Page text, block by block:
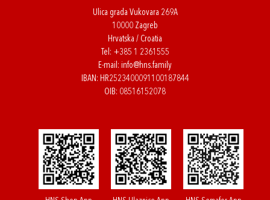
Ulica grada Vukovara 269A
10000 Zagreb
Hrvatska / Croatia
Tel: +385 1 2361555
E-mail: info@hns.family
IBAN: HR2523400091100187844
OIB: 08516152078